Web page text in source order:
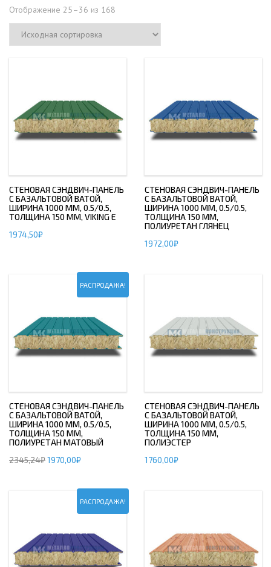
Отображение 25–36 из 168
СТЕНОВАЯ СЭНДВИЧ-ПАНЕЛЬ
С БАЗАЛЬТОВОЙ ВАТОЙ,
ШИРИНА 1000 ММ, 0.5/0.5,
ТОЛЩИНА 150 ММ, VIKING E
1974,50₽
СТЕНОВАЯ СЭНДВИЧ-ПАНЕЛЬ
С БАЗАЛЬТОВОЙ ВАТОЙ,
ШИРИНА 1000 ММ, 0.5/0.5,
ТОЛЩИНА 150 ММ,
ПОЛИУРЕТАН ГЛЯНЕЦ
1972,00₽
РАСПРОДАЖА!
СТЕНОВАЯ СЭНДВИЧ-ПАНЕЛЬ
С БАЗАЛЬТОВОЙ ВАТОЙ,
ШИРИНА 1000 ММ, 0.5/0.5,
ТОЛЩИНА 150 ММ,
ПОЛИУРЕТАН МАТОВЫЙ
2345,24₽1970,00₽
СТЕНОВАЯ СЭНДВИЧ-ПАНЕЛЬ
С БАЗАЛЬТОВОЙ ВАТОЙ,
ШИРИНА 1000 ММ, 0.5/0.5,
ТОЛЩИНА 150 ММ,
ПОЛИЭСТЕР
1760,00₽
РАСПРОДАЖА!